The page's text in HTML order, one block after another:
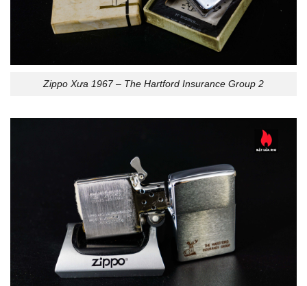
Zippo Xưa 1967 – The Hartford Insurance Group 2